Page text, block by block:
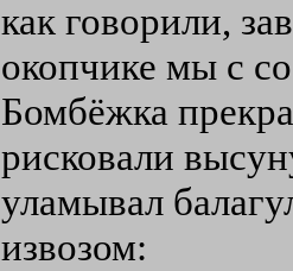
как говорили,
окопчике мы с
Бомбёжка
рисковали
уламывал
извозом: